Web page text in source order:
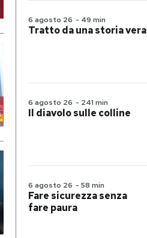
6 agosto 26 - 49 min
Tratto da una storia vera
6 agosto 26 - 241 min
Il diavolo sulle colline
6 agosto 26 - 58 min
Fare sicurezza senza
fare paura